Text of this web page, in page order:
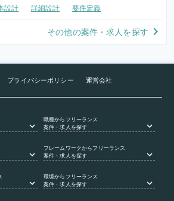
設計 詳細設計 要件定義
その他の案件・求人を探す
プライバシーポリシー 運営会社
職種からフリーランス
案件・求人を探す
フレームワークからフリーランス
案件・求人を探す
環境からフリーランス
案件・求人を探す